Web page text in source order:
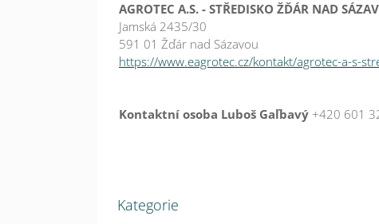
AGROTEC A.S. - STŘEDISKO ŽĎÁR NAD
Jamská 2435/30
591 01 Žďár nad Sázavou
https://www.eagrotec.cz/kontakt/agrotec-a-s-
Kontaktní osoba Luboš Gaľbavý +420 601
Kategorie